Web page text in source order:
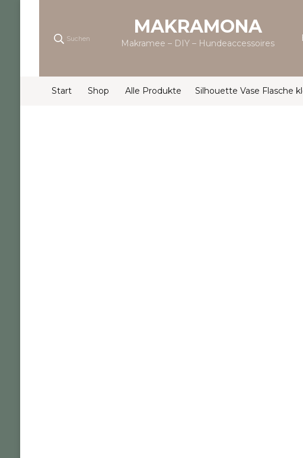
Suchen
MAKRAMONA
Makramee – DIY – Hundeaccessoires
Start Shop Alle Produkte Silhouette Vase Flasche